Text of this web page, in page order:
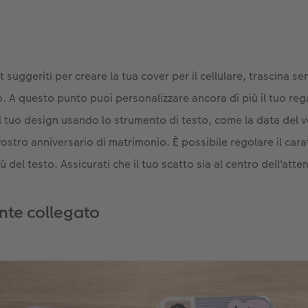
suggeriti per creare la tua cover per il cellulare, trascina
A questo punto puoi personalizzare ancora di più il tuo
design usando lo strumento di testo, come la data del
anniversario di matrimonio. È possibile regolare il
del testo. Assicurati che il tuo scatto sia al centro
collegato